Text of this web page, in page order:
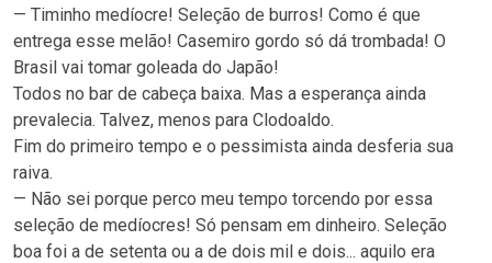
— Timinho medíocre! Seleção de burros! Como é que
entrega esse melão! Casemiro gordo só dá trombada! O
Brasil vai tomar goleada do Japão!
Todos no bar de cabeça baixa. Mas a esperança ainda
prevalecia. Talvez, menos para Clodoaldo.
Fim do primeiro tempo e o pessimista ainda desferia sua
raiva.
— Não sei porque perco meu tempo torcendo por essa
seleção de medíocres! Só pensam em dinheiro. Seleção
boa foi a de setenta ou a de dois mil e dois... aquilo era